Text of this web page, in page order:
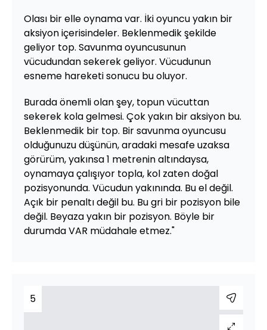
Olası bir elle oynama var. İki oyuncu yakın bir
aksiyon içerisindeler. Beklenmedik şekilde
geliyor top. Savunma oyuncusunun
vücudundan sekerek geliyor. Vücudunun
esneme hareketi sonucu bu oluyor.
Burada önemli olan şey, topun vücuttan
sekerek kola gelmesi. Çok yakın bir aksiyon bu.
Beklenmedik bir top. Bir savunma oyuncusu
olduğunuzu düşünün, aradaki mesafe uzaksa
görürüm, yakınsa 1 metrenin altındaysa,
oynamaya çalışıyor topla, kol zaten doğal
pozisyonunda. Vücudun yakınında. Bu el değil.
Açık bir penaltı değil bu. Bu gri bir pozisyon bile
değil. Beyaza yakın bir pozisyon. Böyle bir
durumda VAR müdahale etmez."
5